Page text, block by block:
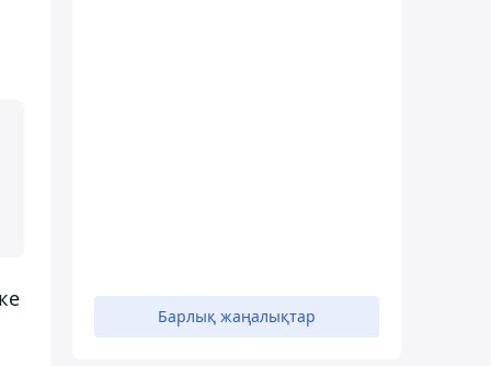
Барлық жаңалықтар